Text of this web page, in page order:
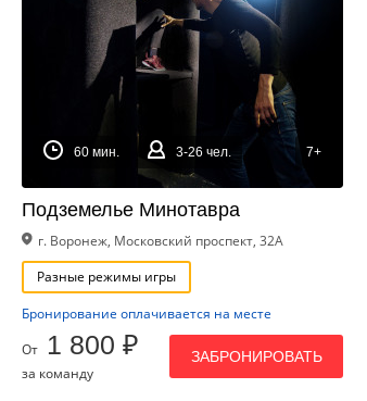
60 мин. 3-26 чел. 7+
Подземелье Минотавра
г. Воронеж, Московский проспект, 32А
Разные режимы игры
Бронирование оплачивается на месте
От 1 800 ₽
за команду
ЗАБРОНИРОВАТЬ